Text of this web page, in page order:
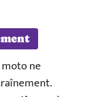
ne